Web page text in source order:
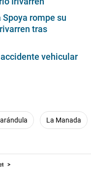
Spoya rompe su
tras
vehicular
La Manada